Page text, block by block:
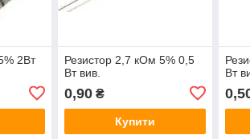
2Вт
Резистор 2,7 кОм 5% 0,5
Вт вив.
0,90₴
Купити
Вт